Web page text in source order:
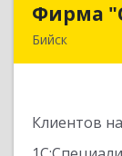
Фирма
Бийск
Клиентов